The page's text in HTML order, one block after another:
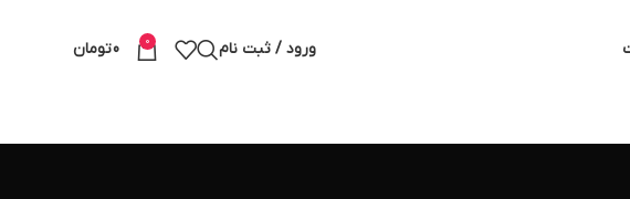
ورود / ثبت نام 0
0تومان